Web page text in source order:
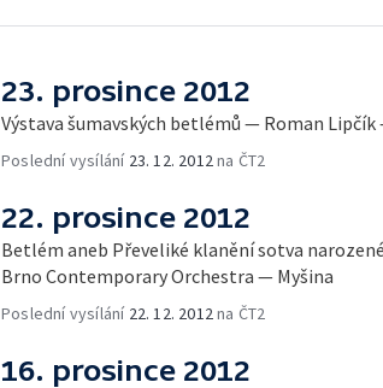
23. prosince 2012
Výstava šumavských betlémů — Roman
Poslední vysílání 23. 12. 2012na ČT2
22. prosince 2012
Betlém aneb Převeliké klanění sotva
Brno Contemporary Orchestra — Myšina
Poslední vysílání 22. 12. 2012na ČT2
16. prosince 2012